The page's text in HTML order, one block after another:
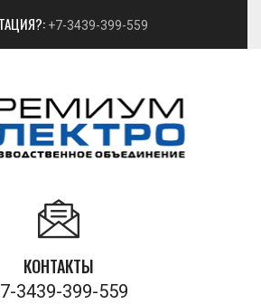
+7-3439-399-559
КОНТАКТЫ
3439-399-559